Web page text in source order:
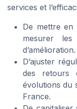
services et
De mettre en
mesurer
d’amélioration.
D’ajuster
des retours
évolutions du
France.